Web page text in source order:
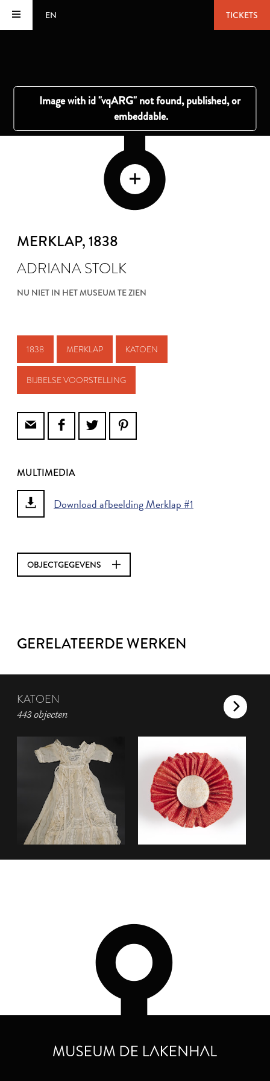
EN TICKETS
MERKLAP, 1838
ADRIANA STOLK
NU NIET IN HET MUSEUM TE ZIEN
1838 MERKLAP KATOEN
BIJBELSE VOORSTELLING
MULTIMEDIA
Download afbeelding Merklap #1
OBJECTGEGEVENS
GERELATEERDE WERKEN
KATOEN
443 objecten